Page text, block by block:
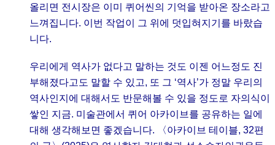
올리면 전시장은 이미 퀴어씬의 기억을 받아온 장소라고
느껴집니다. 이번 작업이 그 위에 덧입혀지기를 바랐습
니다.
우리에게 역사가 없다고 말하는 것도 이젠 어느정도 진
부해졌다고도 말할 수 있고, 또 그 ‘역사’가 정말 우리의
역사인지에 대해서도 반문해볼 수 있을 정도로 자의식이
쌓인 지금. 미술관에서 퀴어 아카이브를 공유하는 일에
대해 생각해보면 좋겠습니다. 〈아카이브 테이블, 32편